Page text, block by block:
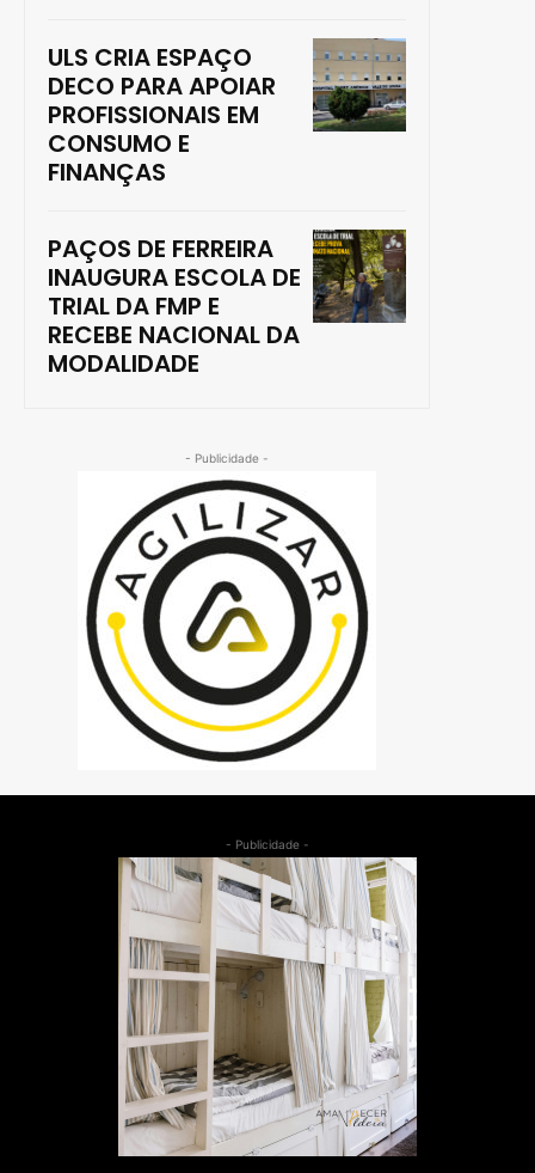
ULS CRIA ESPAÇO
DECO PARA APOIAR
PROFISSIONAIS EM
CONSUMO E
FINANÇAS
PAÇOS DE FERREIRA
INAUGURA ESCOLA DE
TRIAL DA FMP E
RECEBE NACIONAL DA
MODALIDADE
- Publicidade -
- Publicidade -